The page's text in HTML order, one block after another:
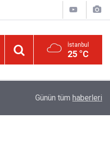
İstanbul
25 °C
Etna Yanardağı güçlü bir lav
Günün tüm haberleri